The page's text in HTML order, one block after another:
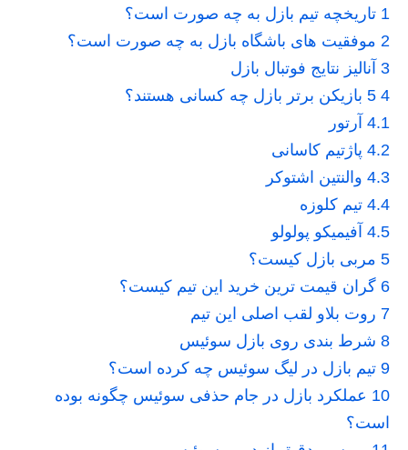
1 تاریخچه تیم بازل به چه صورت است؟
2 موفقیت های باشگاه بازل به چه صورت است؟
3 آنالیز نتایج فوتبال بازل
4 5 بازیکن برتر بازل چه کسانی هستند؟
4.1 آرتور
4.2 پاژتیم کاسانی
4.3 والنتین اشتوکر
4.4 تیم کلوزه
4.5 آفیمیکو پولولو
5 مربی بازل کیست؟
6 گران قیمت ترین خرید این تیم کیست؟
7 روت بلاو لقب اصلی این تیم
8 شرط بندی روی بازل سوئیس
9 تیم بازل در لیگ سوئیس چه کرده است؟
10 عملکرد بازل در جام حذفی سوئیس چگونه بوده
است؟